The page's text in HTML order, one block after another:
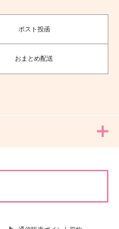
ポスト投函
おまとめ配送